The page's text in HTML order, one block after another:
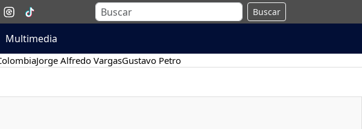
Buscar
Multimedia
Jorge Alfredo VargasGustavo Petro